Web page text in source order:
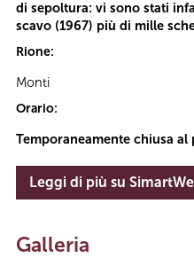
di sepoltura: vi sono stati
scavo (1967) più di mille
Rione:
Monti
Orario:
Temporaneamente chiusa al
Leggi di più su
Galleria